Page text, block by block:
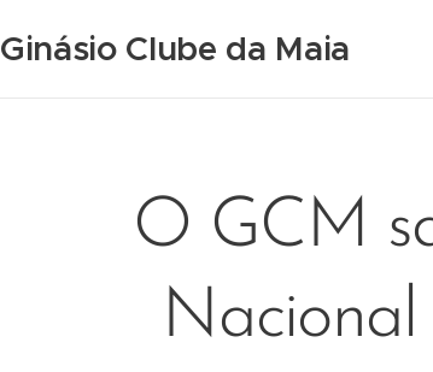
Ginásio Clube da Maia
O GCM
Nacional